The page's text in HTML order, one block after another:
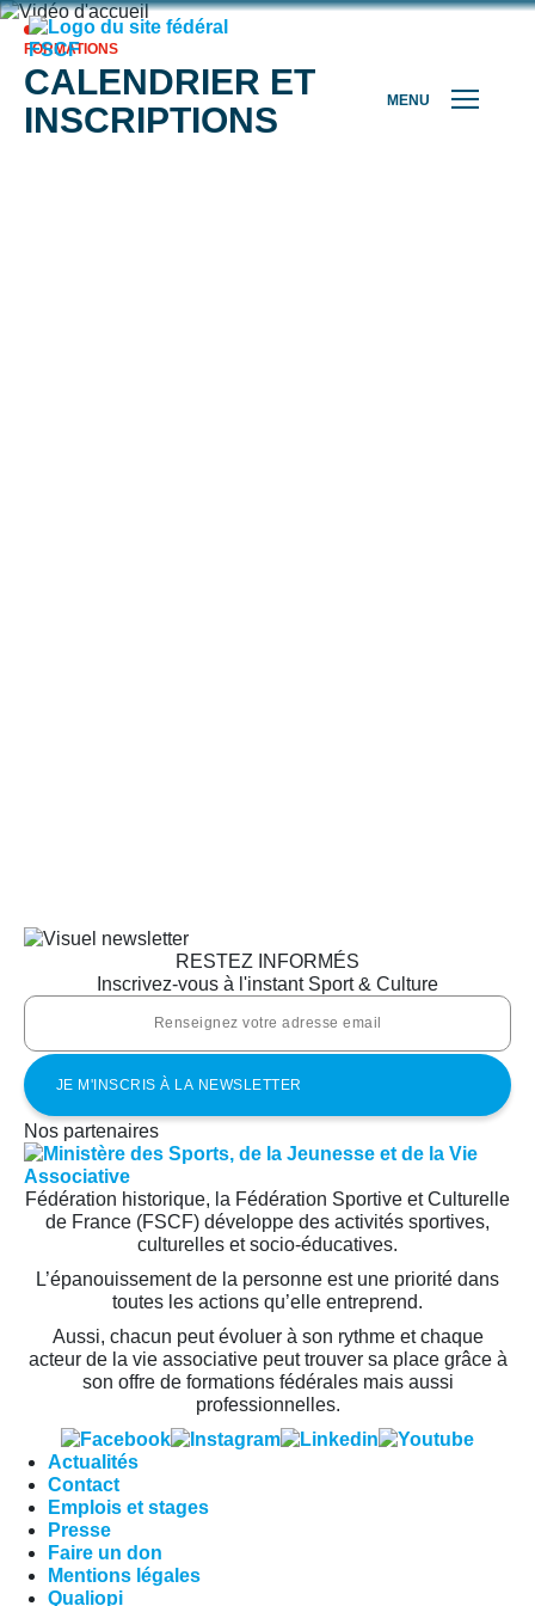
MENU
FORMATIONS
CALENDRIER ET
INSCRIPTIONS
RESTEZ INFORMÉS
Inscrivez-vous à l'instant Sport & Culture
Nos partenaires
Fédération historique, la Fédération Sportive et Culturelle
de France (FSCF) développe des activités sportives,
culturelles et socio-éducatives.
L’épanouissement de la personne est une priorité dans
toutes les actions qu’elle entreprend.
Aussi, chacun peut évoluer à son rythme et chaque
acteur de la vie associative peut trouver sa place grâce à
son offre de formations fédérales mais aussi
professionnelles.
Actualités
Contact
Emplois et stages
Presse
Faire un don
Mentions légales
Qualiopi